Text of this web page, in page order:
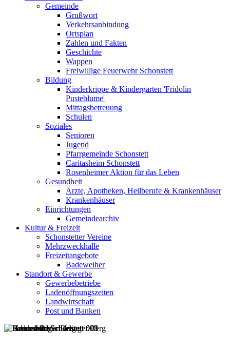
Gemeinde
Grußwort
Verkehrsanbindung
Ortsplan
Zahlen und Fakten
Geschichte
Wappen
Freiwillige Feuerwehr Schonstett
Bildung
Kinderkrippe & Kindergarten 'Fridolin
Pusteblume'
Mittagsbetreuung
Schulen
Soziales
Senioren
Jugend
Pfarrgemeinde Schonstett
Caritasheim Schonstett
Rosenheimer Aktion für das Leben
Gesundheit
Ärzte, Apotheken, Heilberufe & Krankenhäuser
Krankenhäuser
Einrichtungen
Gemeindearchiv
Kultur & Freizeit
Schonstetter Vereine
Mehrzweckhalle
Freizeitangebote
Badeweiher
Standort & Gewerbe
Gewerbebetriebe
Ladenöffnungszeiten
Landwirtschaft
Post und Banken